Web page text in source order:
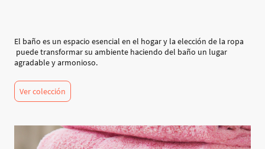
El baño es un espacio esencial en el hogar y la elección de la ropa
puede transformar su ambiente haciendo del baño un lugar
agradable y armonioso.
Ver colección